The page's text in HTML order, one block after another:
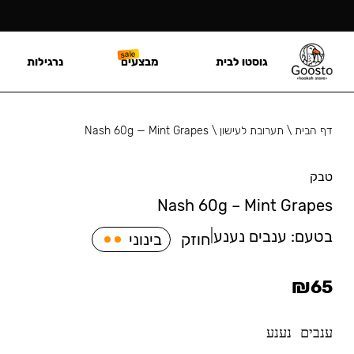
דף הבית\ תערובת לעישון \
Nash 60g — Mint Grapes
טבק
Nash 60g – Mint Grapes
בטעם: ענבים נענע חוזק בינוני
₪65
ענבים נענע
גוסטו לבית מבצעים נרגילות